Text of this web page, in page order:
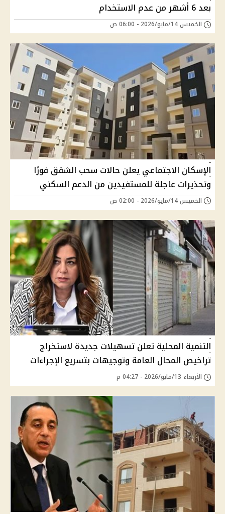
بعد 6 أشهر من عدم الاستخدام
الخميس 14/مايو/2026 - 06:00 ص
الإسكان الاجتماعي يعلن حالات سحب الشقق فورًا
وتحذيرات عاجلة للمستفيدين من الدعم السكني
الخميس 14/مايو/2026 - 02:00 ص
التنمية المحلية تعلن تسهيلات جديدة لاستخراج
تراخيص المحال العامة وتوجيهات بتسريع الإجراءات
الأربعاء 13/مايو/2026 - 04:27 م